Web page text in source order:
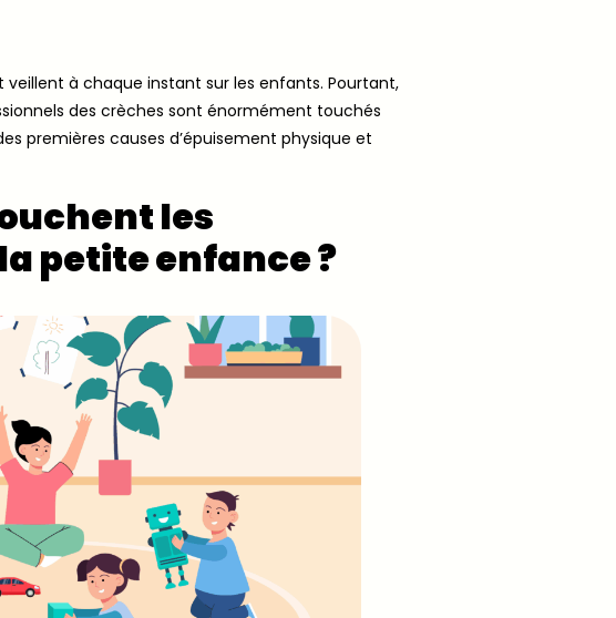
à chaque instant sur les enfants. Pourtant,
des crèches sont énormément touchés
premières causes d’épuisement physique et
les
petite enfance ?